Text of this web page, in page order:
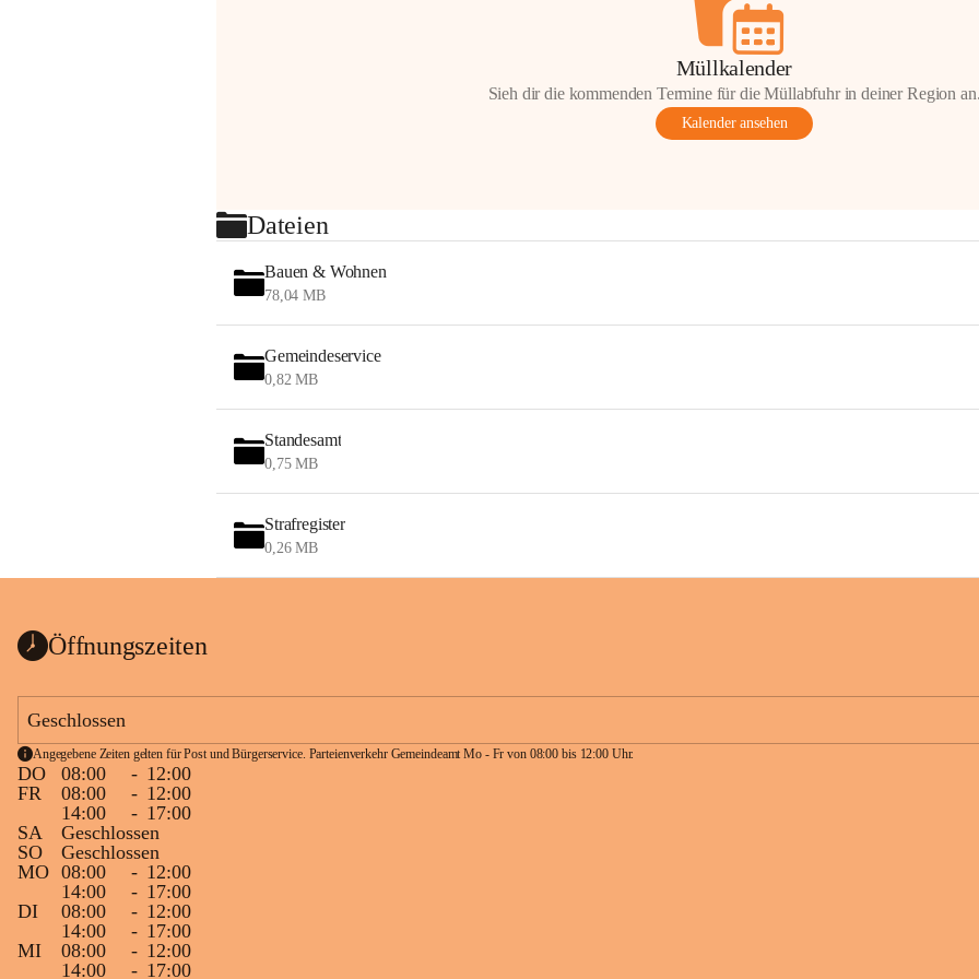
Müllkalender
Sieh dir die kommenden Termine für die Müllabfuhr in deiner Region
Kalender ansehen
Dateien
Bauen & Wohnen
78,04 MB
Gemeindeservice
0,82 MB
Standesamt
0,75 MB
Strafregister
0,26 MB
Öffnungszeiten
Geschlossen
Angegebene Zeiten gelten für Post und Bürgerservice. Parteienverkehr Gemeindeamt Mo - Fr von 08:00 bis 12:00 Uhr.
DO 08:00 - 12:00
FR
08:00 - 12:00
14:00
- 17:00
SA
Geschlossen
SO
Geschlossen
MO 08:00 - 12:00
14:00
- 17:00
DI
08:00 - 12:00
14:00
- 17:00
MI
08:00 - 12:00
14:00
- 17:00